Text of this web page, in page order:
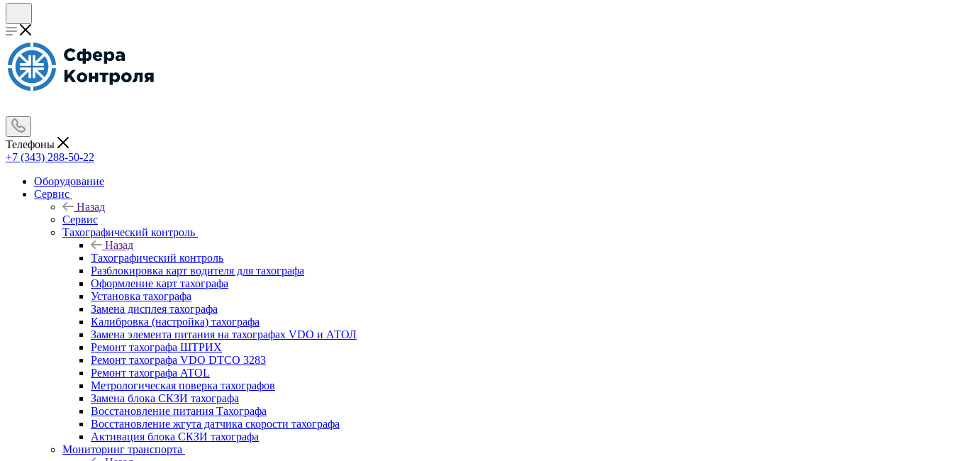
Телефоны
+7 (343) 288-50-22
Оборудование
Сервис
Назад
Сервис
Тахографический контроль
Назад
Тахографический контроль
Разблокировка карт водителя для тахографа
Оформление карт тахографа
Установка тахографа
Замена дисплея тахографа
Калибровка (настройка) тахографа
Замена элемента питания на тахографах VDO и АТОЛ
Ремонт тахографа ШТРИХ
Ремонт тахографа VDO DTCO 3283
Ремонт тахографа ATOL
Метрологическая поверка тахографов
Замена блока СКЗИ тахографа
Восстановление питания Тахографа
Восстановление жгута датчика скорости тахографа
Активация блока СКЗИ тахографа
Мониторинг транспорта